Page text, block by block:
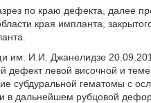
по краю дефекта, далее
края импланта,
И.И. Джанелидзе
дефект левой височной и
субдуральной гематомы с
дальнейшем рубцовой